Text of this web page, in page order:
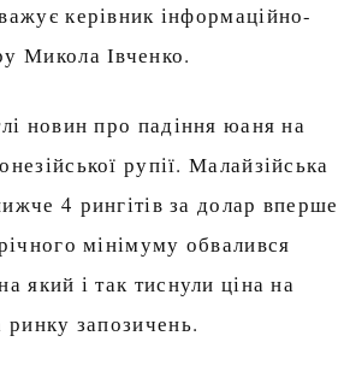
керівник інформаційно-
Микола Івченко.
новин про падіння юаня на
рупії. Малайзійська
4 рингітів за долар вперше
мінімуму обвалився
який і так тиснули ціна на
ринку запозичень.